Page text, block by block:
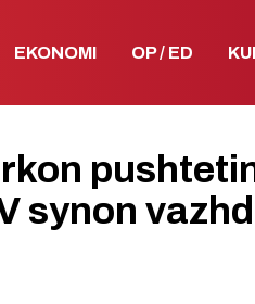
EKONOMI OP / ED
synon